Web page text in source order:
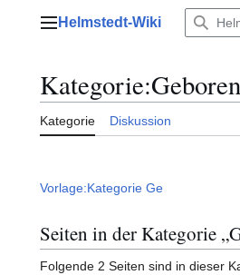
Hauptmenü
Helmstedt-Wiki
Kategorie:
Kategorie Diskussion
Vorlage:Kategorie Ge
Seiten in der Kategorie
Folgende 2 Seiten sind in dieser